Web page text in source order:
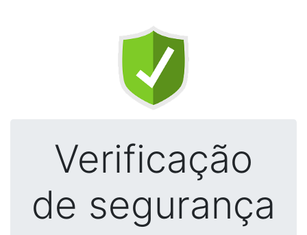
Verificação
de segurança